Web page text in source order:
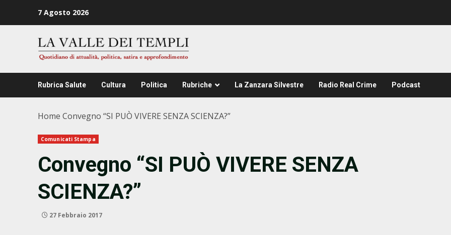
7 Agosto 2026
Rubrica Salute Cultura Politica Rubriche La Zanzara Silvestre Radio Real Crime Podcast
Home Convegno “SI PUÒ VIVERE SENZA SCIENZA?”
Comunicati Stampa
Convegno “SI PUÒ VIVERE SENZA
SCIENZA?”
27 Febbraio 2017